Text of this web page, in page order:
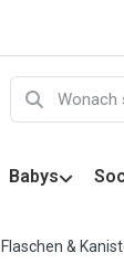
Babys
Flaschen &